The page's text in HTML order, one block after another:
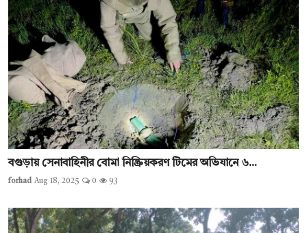
বগুড়ায় সেনাবাহিনীর বোমা নিষ্ক্রিয়করণ টিমের অভিযানে ৬...
forhad Aug 18, 2025 0 93